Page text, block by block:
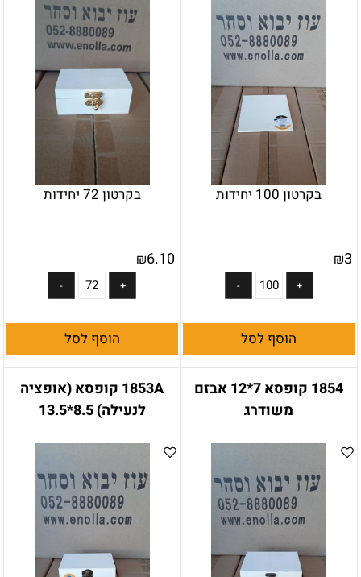
בקרטון 100 יחידות
₪3
הוסף לסל
בקרטון 72 יחידות
₪6.10
הוסף לסל
1854 קופסא 7*12 אבזם
משודרג
1853A קופסא (אופציה
לנעילה) 8.5*13.5